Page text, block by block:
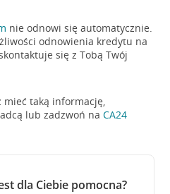
nie odnowi się automatycznie.
odnowienia kredytu na
się z Tobą Twój
mieć taką informację,
lub zadzwoń naCA24
dla Ciebie pomocna?